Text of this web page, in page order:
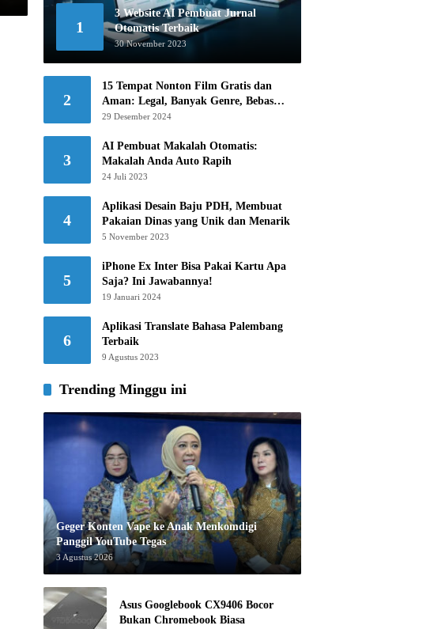
1
3 Website AI Pembuat Jurnal
Otomatis Terbaik
30 November 2023
2
15 Tempat Nonton Film Gratis dan
Aman: Legal, Banyak Genre, Bebas
Khawatir!
29 Desember 2024
3
AI Pembuat Makalah Otomatis:
Makalah Anda Auto Rapih
24 Juli 2023
4
Aplikasi Desain Baju PDH, Membuat
Pakaian Dinas yang Unik dan Menarik
5 November 2023
5
iPhone Ex Inter Bisa Pakai Kartu Apa
Saja? Ini Jawabannya!
19 Januari 2024
6
Aplikasi Translate Bahasa Palembang
Terbaik
9 Agustus 2023
Trending Minggu ini
Geger Konten Vape ke Anak Menkomdigi
Panggil YouTube Tegas
3 Agustus 2026
Asus Googlebook CX9406 Bocor
Bukan Chromebook Biasa